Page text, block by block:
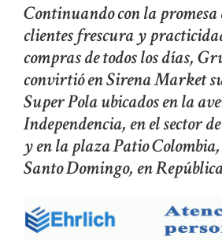
Continuando con la promesa
clientes frescura y
compras de todos los días,
convirtió en Sirena Market
Super Pola ubicados en la
Independencia, en el sector
y en la plaza Patio
Santo Domingo, en